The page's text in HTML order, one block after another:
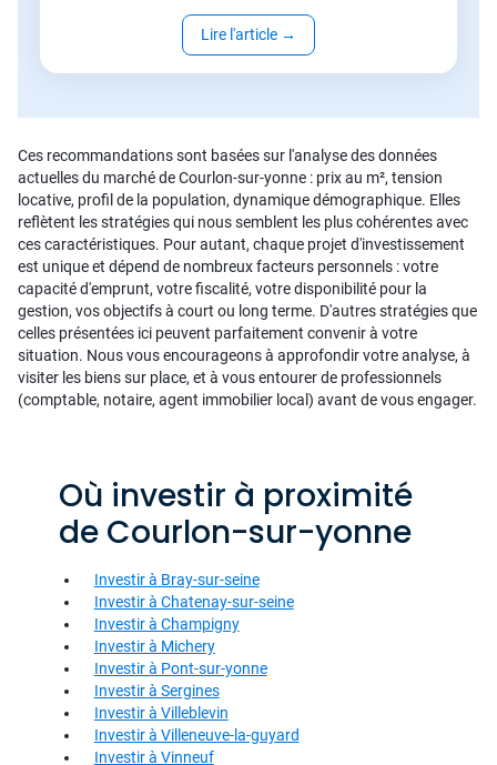
Lire l'article →
Ces recommandations sont basées sur l'analyse des données
actuelles du marché de Courlon-sur-yonne : prix au m², tension
locative, profil de la population, dynamique démographique. Elles
reflètent les stratégies qui nous semblent les plus cohérentes avec
ces caractéristiques. Pour autant, chaque projet d'investissement
est unique et dépend de nombreux facteurs personnels : votre
capacité d'emprunt, votre fiscalité, votre disponibilité pour la
gestion, vos objectifs à court ou long terme. D'autres stratégies que
celles présentées ici peuvent parfaitement convenir à votre
situation. Nous vous encourageons à approfondir votre analyse, à
visiter les biens sur place, et à vous entourer de professionnels
(comptable, notaire, agent immobilier local) avant de vous engager.
Où investir à proximité
de Courlon-sur-yonne
Investir à Bray-sur-seine
Investir à Chatenay-sur-seine
Investir à Champigny
Investir à Michery
Investir à Pont-sur-yonne
Investir à Sergines
Investir à Villeblevin
Investir à Villeneuve-la-guyard
Investir à Vinneuf